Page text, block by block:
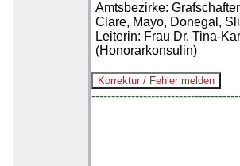
Amtsbezirke:
Clare, Mayo, Donegal,
Leiterin: Frau Dr. Tina-
(Honorarkonsulin)